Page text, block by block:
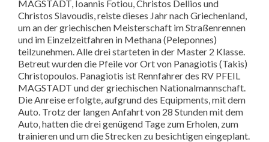
MAGSTADT, Ioannis Fotiou, Christos Dellios und
Christos Slavoudis, reiste dieses Jahr nach Griechenland,
um an der griechischen Meisterschaft im Straßenrennen
und im Einzelzeitfahren in Methana (Peleponnes)
teilzunehmen. Alle drei starteten in der Master 2 Klasse.
Betreut wurden die Pfeile vor Ort von Panagiotis (Takis)
Christopoulos. Panagiotis ist Rennfahrer des RV PFEIL
MAGSTADT und der griechischen Nationalmannschaft.
Die Anreise erfolgte, aufgrund des Equipments, mit dem
Auto. Trotz der langen Anfahrt von 28 Stunden mit dem
Auto, hatten die drei genügend Tage zum Erholen, zum
trainieren und um die Strecken zu besichtigen eingeplant.